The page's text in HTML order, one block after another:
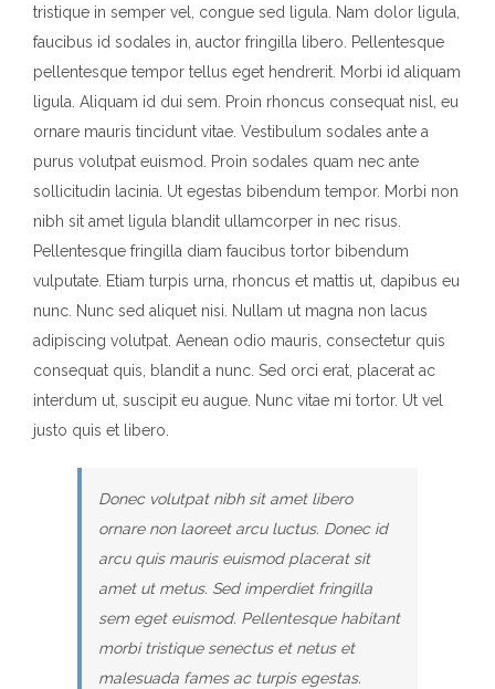
tristique in semper vel, congue sed ligula. Nam dolor ligula,
faucibus id sodales in, auctor fringilla libero. Pellentesque
pellentesque tempor tellus eget hendrerit. Morbi id aliquam
ligula. Aliquam id dui sem. Proin rhoncus consequat nisl, eu
ornare mauris tincidunt vitae. Vestibulum sodales ante a
purus volutpat euismod. Proin sodales quam nec ante
sollicitudin lacinia. Ut egestas bibendum tempor. Morbi non
nibh sit amet ligula blandit ullamcorper in nec risus.
Pellentesque fringilla diam faucibus tortor bibendum
vulputate. Etiam turpis urna, rhoncus et mattis ut, dapibus eu
nunc. Nunc sed aliquet nisi. Nullam ut magna non lacus
adipiscing volutpat. Aenean odio mauris, consectetur quis
consequat quis, blandit a nunc. Sed orci erat, placerat ac
interdum ut, suscipit eu augue. Nunc vitae mi tortor. Ut vel
justo quis et libero.
Donec volutpat nibh sit amet libero
ornare non laoreet arcu luctus. Donec id
arcu quis mauris euismod placerat sit
amet ut metus. Sed imperdiet fringilla
sem eget euismod. Pellentesque habitant
morbi tristique senectus et netus et
malesuada fames ac turpis egestas.